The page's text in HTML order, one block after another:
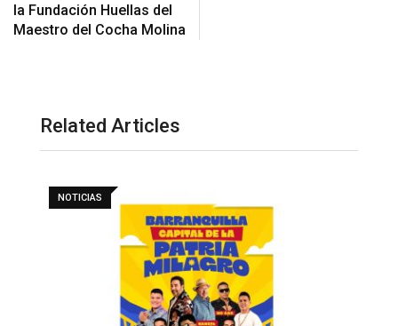
la Fundación Huellas del
Maestro del Cocha Molina
Related Articles
NOTICIAS